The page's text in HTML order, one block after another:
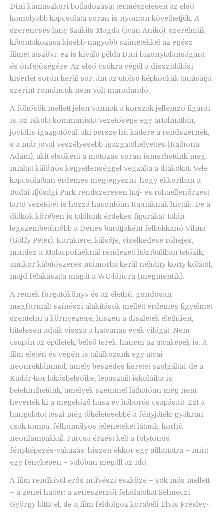
Dini kamaszkori botladozását természetesen az első
komolyabb kapcsolata során is nyomon követhetjük. A
szerencsés lány Szukits Magda (Iván Anikó), szerelmük
kibontakozása kisebb-nagyobb szünetekkel az egész
filmet átszövi; ez is kiváló példa Dini bizonytalanságára
és önfejűségére. Az első csókra végül a disszidálási
kísérlet során kerül sor, ám az utolsó képkockák tanúsága
szerint románcuk nem volt maradandó.
A főhősök mellett jelen vannak a korszak jellemző figurái
is, az iskola kommunista vezetősége egy ártalmatlan,
joviális igazgatóval, aki persze hű kádere a rendszernek,
s a már jóval veszélyesebb igazgatóhelyettes (Rajhona
Ádám), akit elsőként a motozás során ismerhetünk meg,
mialatt különös kegyetlenséggel vegzálja a diákokat. Vele
kapcsolatban érdemes megjegyezni, hogy ekkoriban a
Budai Ifjúsági Park rendszeresen haj- és ruhaellenőrzést
tartó vezetőjét is hozzá hasonlóan Rajnáknak hívták. De a
diákok körében is találunk érdekes figurákat: talán
legszembetűnőbb a Dénes barátjaként felbukkanó Vilma
(Gálfy Péter). Karaktere, külsője, viselkedése röhejes,
mindez a Malacpofáéknál rendezett házibuliban tetőzik,
amikor kábítószeres mámorba kerül néhány korty kólától,
majd felakasztja magát a WC-láncra (megmentik).
A remek forgatókönyv és az élethű, gondosan
megformált színészi alakítások mellett érdemes figyelmet
szentelni a környezetre, hiszen a díszletek élethűen,
hitelesen adják vissza a hatvanas évek világát. Nem
csupán az épületek, belső terek, hanem az utcaképek is. A
film elején és végén is találkozunk egy utcai
neonreklámmal, amely beszédes keretet szolgáltat, de a
Kádár-kor lakásbelsőibe, lepusztult iskoláiba is
betekinthetünk, amelyek szemmel láthatóan még nem
heverték ki a megelőző húsz év háborús csapásait. Ezt a
hangulatot teszi még tökéletesebbé a fényjáték: gyakran
csak tompa, félhomályos jeleneteket látunk, korhű
neonlámpákkal. Furcsa érzést kelt a folytonos
fényképezés-vakuzás, hiszen ekkor egy pillanatra – mint
egy fényképen – valóban megáll az idő.
A film rendkívül erős művészi eszköze – sok más mellett
– a zenei háttér: a zeneszerzői feladatokat Selmeczi
György látta el, de a film feldolgoz korabeli Elvis Presley-